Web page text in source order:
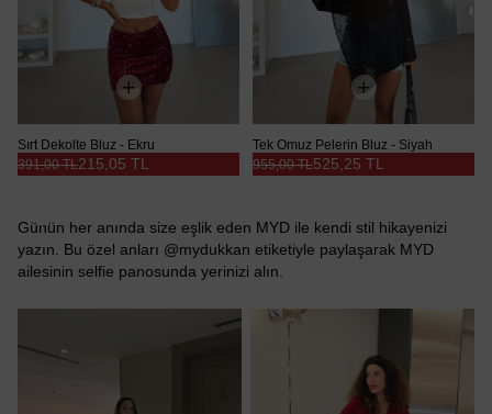
Sırt Dekolte Bluz - Ekru
215,05 TL
391,00 TL
Tek Omuz Pelerin Bluz - Siyah
525,25 TL
955,00 TL
Günün her anında size eşlik eden MYD ile kendi stil hikayenizi
yazın. Bu özel anları @mydukkan etiketiyle paylaşarak MYD
ailesinin selfie panosunda yerinizi alın.